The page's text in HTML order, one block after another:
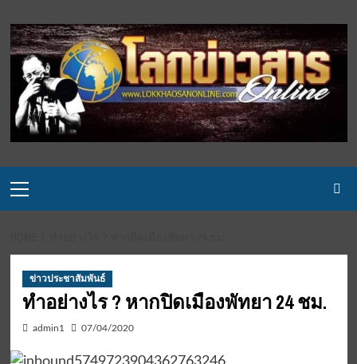
to
content
Menu
ข่าวประชาสัมพันธ์
ทำอย่างไร ? หากปิดเมืองพัทยา 24 ชม.
admin1 07/04/2020